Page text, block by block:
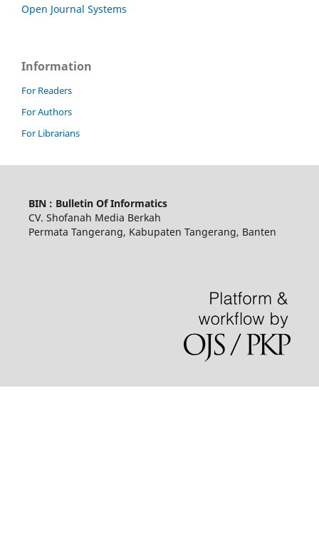
Open Journal Systems
Information
For Readers
For Authors
For Librarians
BIN : Bulletin Of Informatics
CV. Shofanah Media Berkah
Permata Tangerang, Kabupaten Tangerang, Banten